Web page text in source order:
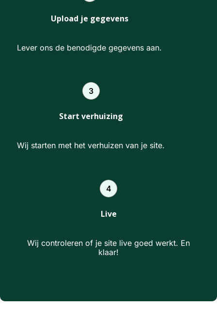
Upload je gegevens
Lever ons de benodigde gegevens aan.
3
Start verhuizing
Wij starten met het verhuizen van je site.
4
Live
Wij controleren of je site live goed werkt. En
klaar!